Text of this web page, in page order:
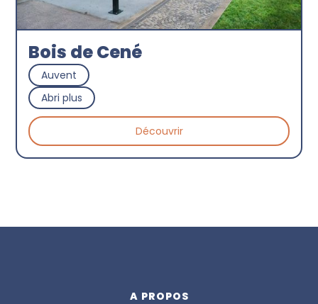
Bois de Cené
Auvent
Abri plus
Découvrir
A PROPOS